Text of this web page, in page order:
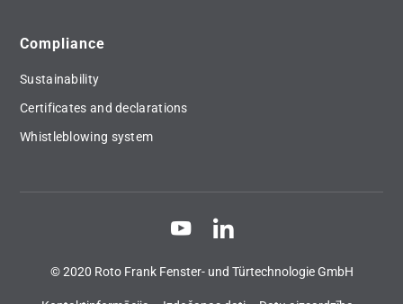
Compliance
Sustainability
Certificates and declarations
Whistleblowing system
© 2020 Roto Frank Fenster- und Türtechnologie GmbH